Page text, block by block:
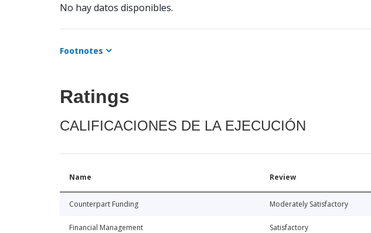
No hay datos disponibles.
Footnotes
Ratings
CALIFICACIONES DE LA EJECUCIÓN
Name Review
Counterpart Funding Moderately Satisfactory
Financial Management Satisfactory